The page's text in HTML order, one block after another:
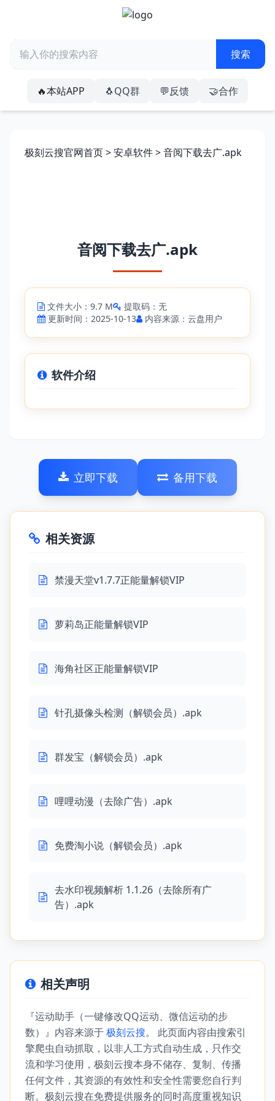
🔥本站APP 🐧QQ群 💬反馈 🤝合作
极刻云搜官网首页>安卓软件> 音阅下载去广.apk
音阅下载去广.apk
文件大小：9.7 M
提取码：无
更新时间：2025-10-13
内容来源：云盘用户
软件介绍
立即下载 备用下载
相关资源
禁漫天堂v1.7.7正能量解锁VIP
萝莉岛正能量解锁VIP
海角社区正能量解锁VIP
针孔摄像头检测（解锁会员）.apk
群发宝（解锁会员）.apk
哩哩动漫（去除广告）.apk
免费淘小说（解锁会员）.apk
去水印视频解析 1.1.26（去除所有广
告）.apk
相关声明
『运动助手（一键修改QQ运动、微信运动的步
数）』内容来源于极刻云搜。 此页面内容由搜索引
擎爬虫自动抓取，以非人工方式自动生成，只作交
流和学习使用，极刻云搜本身不储存、复制、传播
任何文件，其资源的有效性和安全性需要您自行判
断。极刻云搜在免费提供服务的同时高度重视知识